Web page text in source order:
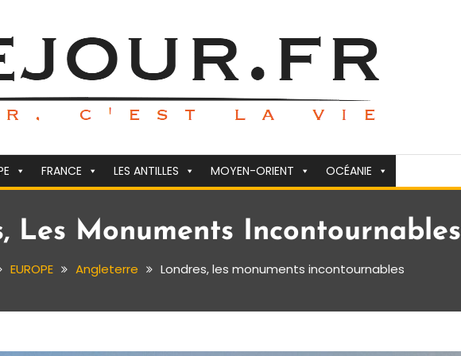
FRANCE LES ANTILLES MOYEN-ORIENT OCÉANIE
Les Monuments Incontournables
EUROPE Angleterre Londres, les monuments incontournables